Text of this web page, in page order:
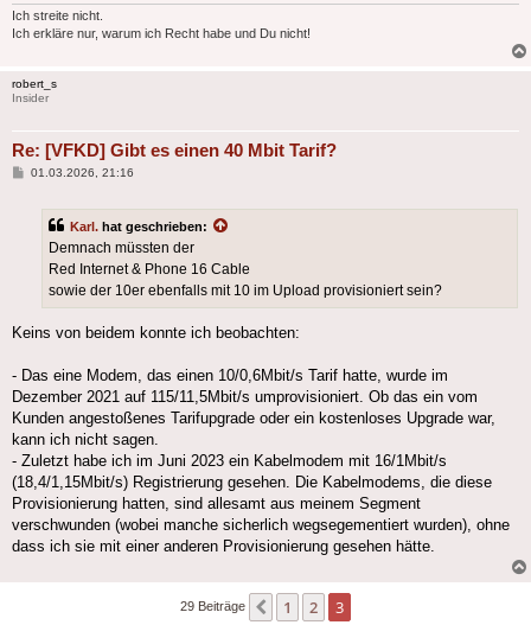
Ich streite nicht.
Ich erkläre nur, warum ich Recht habe und Du nicht!
robert_s
Insider
Re: [VFKD] Gibt es einen 40 Mbit Tarif?
Beitrag
01.03.2026, 21:16
Karl. hat geschrieben:
Demnach müssten der
Red Internet & Phone 16 Cable
sowie der 10er ebenfalls mit 10 im Upload provisioniert sein?
Keins von beidem konnte ich beobachten:
- Das eine Modem, das einen 10/0,6Mbit/s Tarif hatte, wurde im
Dezember 2021 auf 115/11,5Mbit/s umprovisioniert. Ob das ein vom
Kunden angestoßenes Tarifupgrade oder ein kostenloses Upgrade war,
kann ich nicht sagen.
- Zuletzt habe ich im Juni 2023 ein Kabelmodem mit 16/1Mbit/s
(18,4/1,15Mbit/s) Registrierung gesehen. Die Kabelmodems, die diese
Provisionierung hatten, sind allesamt aus meinem Segment
verschwunden (wobei manche sicherlich wegsegementiert wurden), ohne
dass ich sie mit einer anderen Provisionierung gesehen hätte.
29 Beiträge Vorherige
1 2 3